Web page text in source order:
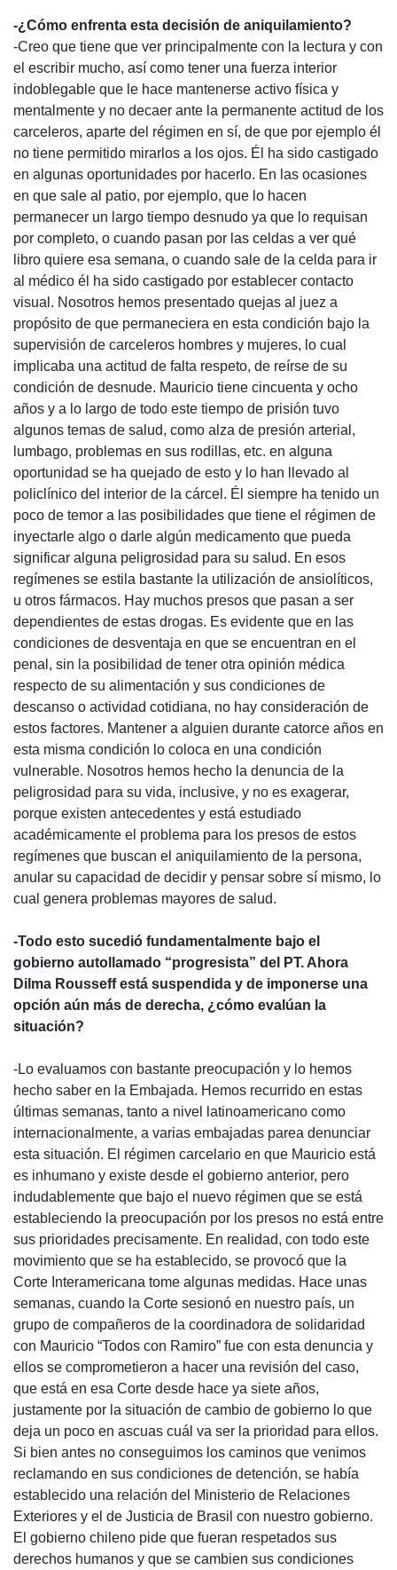
-¿Cómo enfrenta esta decisión de aniquilamiento?
-Creo que tiene que ver principalmente con la lectura y con
el escribir mucho, así como tener una fuerza interior
indoblegable que le hace mantenerse activo física y
mentalmente y no decaer ante la permanente actitud de los
carceleros, aparte del régimen en sí, de que por ejemplo él
no tiene permitido mirarlos a los ojos. Él ha sido castigado
en algunas oportunidades por hacerlo. En las ocasiones
en que sale al patio, por ejemplo, que lo hacen
permanecer un largo tiempo desnudo ya que lo requisan
por completo, o cuando pasan por las celdas a ver qué
libro quiere esa semana, o cuando sale de la celda para ir
al médico él ha sido castigado por establecer contacto
visual. Nosotros hemos presentado quejas al juez a
propósito de que permaneciera en esta condición bajo la
supervisión de carceleros hombres y mujeres, lo cual
implicaba una actitud de falta respeto, de reírse de su
condición de desnude. Mauricio tiene cincuenta y ocho
años y a lo largo de todo este tiempo de prisión tuvo
algunos temas de salud, como alza de presión arterial,
lumbago, problemas en sus rodillas, etc. en alguna
oportunidad se ha quejado de esto y lo han llevado al
policlínico del interior de la cárcel. Él siempre ha tenido un
poco de temor a las posibilidades que tiene el régimen de
inyectarle algo o darle algún medicamento que pueda
significar alguna peligrosidad para su salud. En esos
regímenes se estila bastante la utilización de ansiolíticos,
u otros fármacos. Hay muchos presos que pasan a ser
dependientes de estas drogas. Es evidente que en las
condiciones de desventaja en que se encuentran en el
penal, sin la posibilidad de tener otra opinión médica
respecto de su alimentación y sus condiciones de
descanso o actividad cotidiana, no hay consideración de
estos factores. Mantener a alguien durante catorce años en
esta misma condición lo coloca en una condición
vulnerable. Nosotros hemos hecho la denuncia de la
peligrosidad para su vida, inclusive, y no es exagerar,
porque existen antecedentes y está estudiado
académicamente el problema para los presos de estos
regímenes que buscan el aniquilamiento de la persona,
anular su capacidad de decidir y pensar sobre sí mismo, lo
cual genera problemas mayores de salud.
-Todo esto sucedió fundamentalmente bajo el
gobierno autollamado “progresista” del PT. Ahora
Dilma Rousseff está suspendida y de imponerse una
opción aún más de derecha, ¿cómo evalúan la
situación?
-Lo evaluamos con bastante preocupación y lo hemos
hecho saber en la Embajada. Hemos recurrido en estas
últimas semanas, tanto a nivel latinoamericano como
internacionalmente, a varias embajadas parea denunciar
esta situación. El régimen carcelario en que Mauricio está
es inhumano y existe desde el gobierno anterior, pero
indudablemente que bajo el nuevo régimen que se está
estableciendo la preocupación por los presos no está entre
sus prioridades precisamente. En realidad, con todo este
movimiento que se ha establecido, se provocó que la
Corte Interamericana tome algunas medidas. Hace unas
semanas, cuando la Corte sesionó en nuestro país, un
grupo de compañeros de la coordinadora de solidaridad
con Mauricio “Todos con Ramiro” fue con esta denuncia y
ellos se comprometieron a hacer una revisión del caso,
que está en esa Corte desde hace ya siete años,
justamente por la situación de cambio de gobierno lo que
deja un poco en ascuas cuál va ser la prioridad para ellos.
Si bien antes no conseguimos los caminos que venimos
reclamando en sus condiciones de detención, se había
establecido una relación del Ministerio de Relaciones
Exteriores y el de Justicia de Brasil con nuestro gobierno.
El gobierno chileno pide que fueran respetados sus
derechos humanos y que se cambien sus condiciones